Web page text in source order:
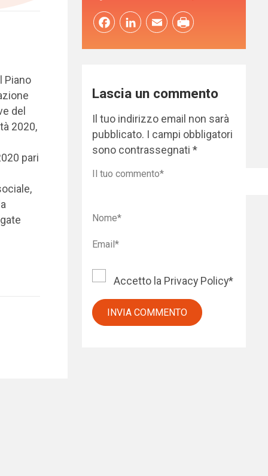
Piano
del
2020,
pari
FacebookLinkedInEmail
Lascia un commento
Il tuo indirizzo email non sarà
pubblicato. I campi obbligatori
sono contrassegnati*
Accetto la Privacy Policy*